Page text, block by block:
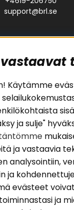
support@brl.se
Huolto-
Käytämme
ja sulje"
ja vastaavia
analysointiin,
ja
evästeet
ja